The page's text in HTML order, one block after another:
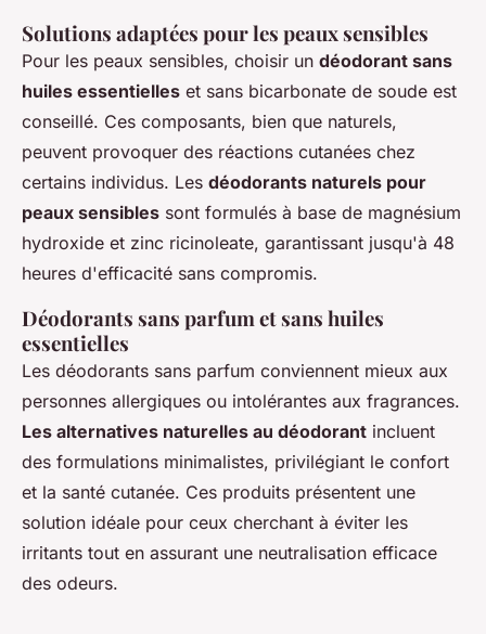
Solutions adaptées pour les peaux sensibles
Pour les peaux sensibles, choisir un déodorant sans
huiles essentielles et sans bicarbonate de soude est
conseillé. Ces composants, bien que naturels,
peuvent provoquer des réactions cutanées chez
certains individus. Les déodorants naturels pour
peaux sensibles sont formulés à base de magnésium
hydroxide et zinc ricinoleate, garantissant jusqu'à 48
heures d'efficacité sans compromis.
Déodorants sans parfum et sans huiles
essentielles
Les déodorants sans parfum conviennent mieux aux
personnes allergiques ou intolérantes aux fragrances.
Les alternatives naturelles au déodorant incluent
des formulations minimalistes, privilégiant le confort
et la santé cutanée. Ces produits présentent une
solution idéale pour ceux cherchant à éviter les
irritants tout en assurant une neutralisation efficace
des odeurs.